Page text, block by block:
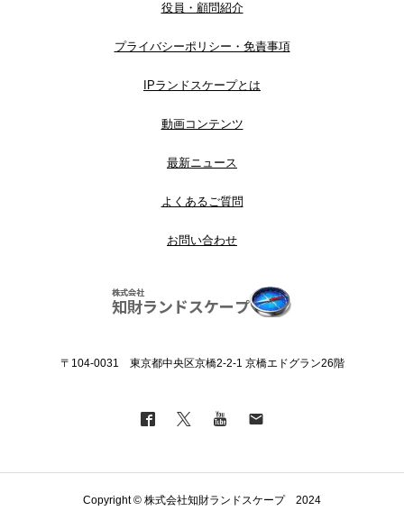
役員・顧問紹介
プライバシーポリシー・免責事項
IPランドスケープとは
動画コンテンツ
最新ニュース
よくあるご質問
お問い合わせ
〒104-0031 東京都中央区京橋2-2-1 京橋エドグラン26階
Copyright © 株式会社知財ランドスケープ 2024